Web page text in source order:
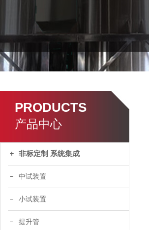
PRODUCTS
产品中心
非标定制 系统集成
中试装置
小试装置
提升管